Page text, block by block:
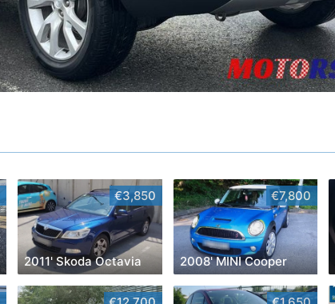
€3,850
2011' Skoda Octavia
€7,800
2008' MINI Cooper